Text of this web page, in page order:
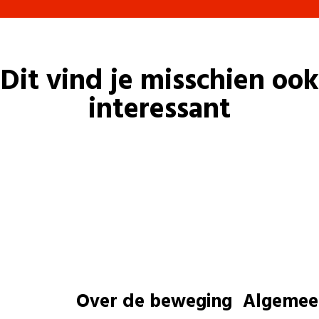
Dit vind je misschien ook
interessant
Over de beweging